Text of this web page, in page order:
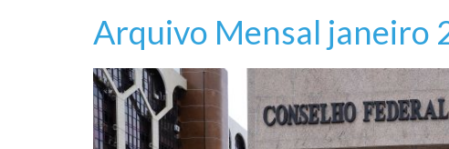
Arquivo Mensal janeiro